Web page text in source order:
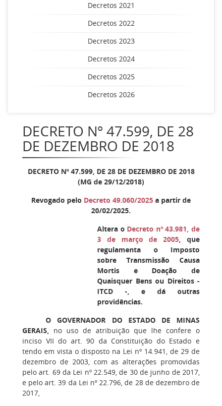
Decretos 2021
Decretos 2022
Decretos 2023
Decretos 2024
Decretos 2025
Decretos 2026
DECRETO Nº 47.599, DE 28
DE DEZEMBRO DE 2018
DECRETO Nº 47.599, DE 28 DE DEZEMBRO DE 2018
(MG de 29/12/2018)
Revogado pelo Decreto 49.060/2025 a partir de
20/02/2025.
Altera o Decreto nº 43.981, de
3 de março de 2005, que
regulamenta o Imposto
sobre Transmissão Causa
Mortis e Doação de
Quaisquer Bens ou Direitos -
ITCD -, e dá outras
providências.
O GOVERNADOR DO ESTADO DE MINAS
GERAIS, no uso de atribuição que lhe confere o
inciso VII do art. 90 da Constituição do Estado e
tendo em vista o disposto na Lei nº 14.941, de 29 de
dezembro de 2003, com as alterações promovidas
pelo art. 69 da Lei nº 22.549, de 30 de junho de 2017,
e pelo art. 39 da Lei nº 22.796, de 28 de dezembro de
2017,